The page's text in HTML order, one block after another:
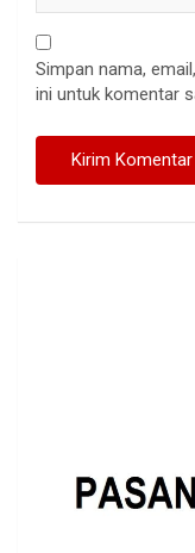
Simpan nama,
ini untuk komentar